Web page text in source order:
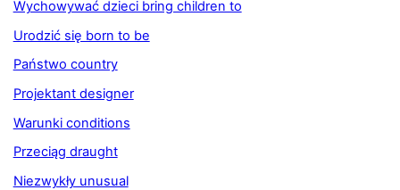
Wychowywać dzieci bring children to
Urodzić się born to be
Państwo country
Projektant designer
Warunki conditions
Przeciąg draught
Niezwykły unusual